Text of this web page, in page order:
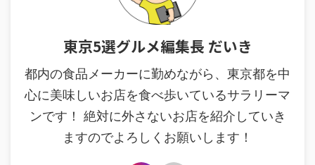
東京5選グルメ編集長 だいき
都内の食品メーカーに勤めながら、東京都を中
心に美味しいお店を食べ歩いているサラリーマ
ンです！ 絶対に外さないお店を紹介していき
ますのでよろしくお願いします！